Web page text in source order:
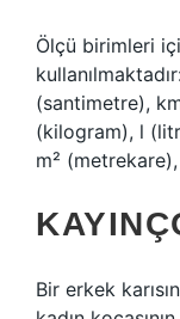
Ölçü birimleri
(santimetre),
(kilogram), l
m²
Bir erkek